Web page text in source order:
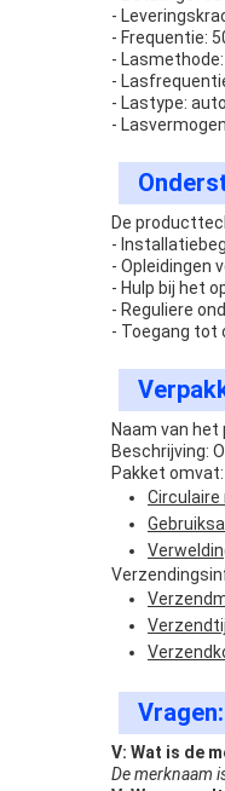
-
- Frequentie:
-
-
- Lastype:
-
De
-
- Opleidingen
- Hulp bij het
- Reguliere
- Toegang tot
Naam van
Beschrijving:
Pakket omvat:
Circulaire
Vragen:
V: Wat is de
De merknaam